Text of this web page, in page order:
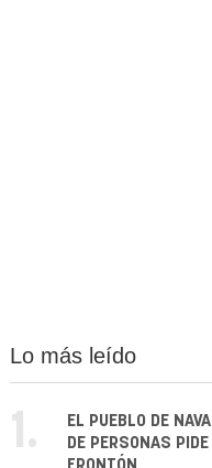
Lo más leído
1.
EL PUEBLO DE
DE PERSONAS